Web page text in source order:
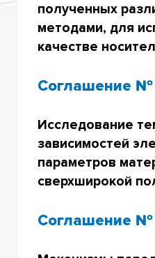
полученных
методами, для
качестве
Соглашение №
Исследование
зависимостей
параметров
сверхширокой
Соглашение №